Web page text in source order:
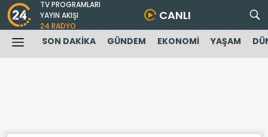
TV PROGRAMLARI
YAYIN AKIŞI
24 RADYO
CANLI
SON DAKİKA GÜNDEM EKONOMİ YAŞAM